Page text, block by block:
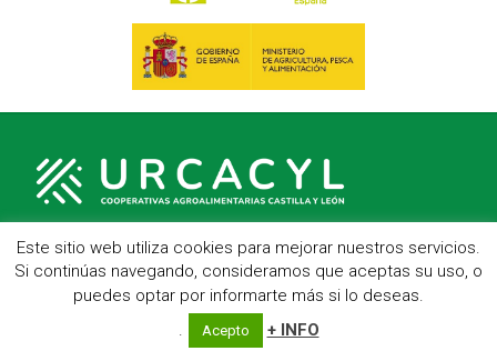
C/ Hípica, 1, entreplanta - 47007 Valladolid
Telf.: 983 23 95 15 - Fax: 983 22 23 56 -Aviso Legal
Este sitio web utiliza cookies para mejorar nuestros servicios.
Si continúas navegando, consideramos que aceptas su uso, o
puedes optar por informarte más si lo deseas.
.
Acepto + INFO